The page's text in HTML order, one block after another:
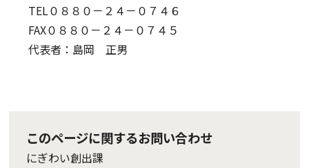
TEL０８８０－２４－０７４６
FAX０８８０－２４－０７４５
代表者：島岡 正男
このページに関するお問い合わせ
にぎわい創出課